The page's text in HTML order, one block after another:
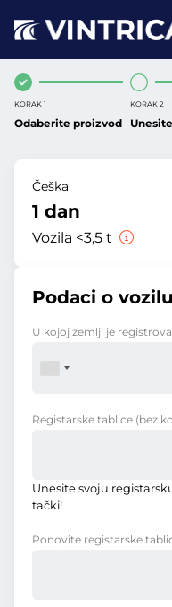
KORAK 1
Odaberite proizvod
KORAK 2
Češka
1 dan
Vozila <3,5 t
Podaci o vozilu
U kojoj zemlji je
Registarske tablice (bez
Unesite svoju
tački!
Ponovite registarske